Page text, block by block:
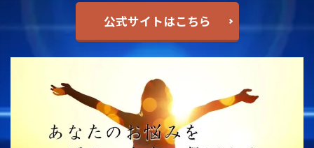
公式サイトはこちら